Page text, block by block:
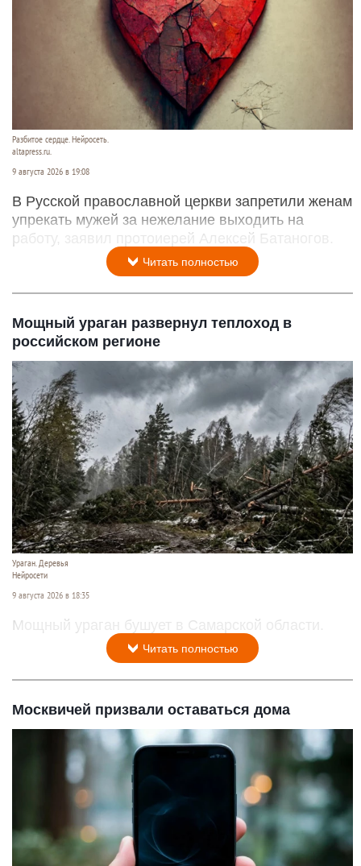
Разбитое сердце. Нейросеть.
altapress.ru.
9 августа 2026 в 19:08
В Русской православной церкви запретили женам
упрекать мужей за нежелание выходить на
работу, заявил протоиерей Алексей Батаногов.
Читать полностью
Мощный ураган развернул теплоход в
российском регионе
Ураган. Деревья
Нейросети
9 августа 2026 в 18:35
Мощный ураган бушует в Самарской области.
Читать полностью
Москвичей призвали оставаться дома